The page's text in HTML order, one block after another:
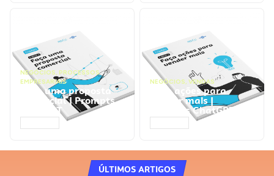
NEGÓCIOS, PROCESSOS
EMPRESARIAIS
Faça uma proposta
comercial | Prompts
ChatGPT
NEGÓCIOS, VENDAS
Faça ações para
vender mais |
Prompts ChatGPT
ÚLTIMOS ARTIGOS